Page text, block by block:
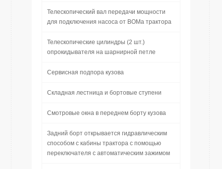
Телескопический вал передачи мощности
для подключения насоса от ВОМа трактора
Телескопические цилиндры (2 шт.)
опрокидывателя на шарнирной петле
Сервисная подпора кузова
Складная лестница и бортовые ступени
Смотровые окна в переднем борту кузова
Задний борт открывается гидравлическим
способом с кабины трактора с помощью
переключателя с автоматическим зажимом